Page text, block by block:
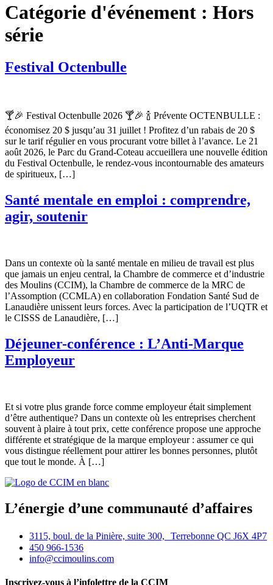
Catégorie d'événement : Hors
série
Festival Octenbulle
🍸🎉 Festival Octenbulle 2026 🍸🎉 🍾 Prévente OCTENBULLE :
économisez 20 $ jusqu’au 31 juillet ! Profitez d’un rabais de 20 $
sur le tarif régulier en vous procurant votre billet à l’avance. Le 21
août 2026, le Parc du Grand-Coteau accueillera une nouvelle édition
du Festival Octenbulle, le rendez-vous incontournable des amateurs
de spiritueux, […]
Santé mentale en emploi : comprendre,
agir, soutenir
Dans un contexte où la santé mentale en milieu de travail est plus
que jamais un enjeu central, la Chambre de commerce et d’industrie
des Moulins (CCIM), la Chambre de commerce de la MRC de
l’Assomption (CCMLA) en collaboration Fondation Santé Sud de
Lanaudière unissent leurs forces. Avec la participation de l’UQTR et
le CISSS de Lanaudière, […]
Déjeuner-conférence : L’Anti-Marque
Employeur
Et si votre plus grande force comme employeur était simplement
d’être authentique? Dans un contexte où les entreprises cherchent
souvent à plaire à tout prix, cette conférence propose une approche
différente et stratégique de la marque employeur : assumer ce qui
vous distingue réellement pour attirer les bonnes personnes, plutôt
que tout le monde. À […]
L’énergie d’une communauté d’affaires
3115, boul. de la Pinière, suite 300, Terrebonne QC J6X 4P7
450 966-1536
info@ccimoulins.com
Inscrivez-vous à l’infolettre de la CCIM